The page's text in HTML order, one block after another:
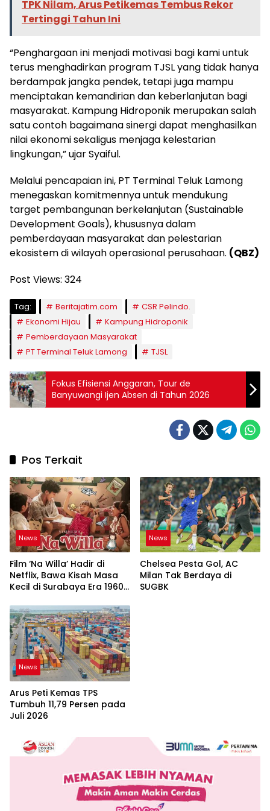
TPK Nilam, Arus Petikemas Tembus Rekor
Tertinggi Tahun Ini
“Penghargaan ini menjadi motivasi bagi kami untuk
terus menghadirkan program TJSL yang tidak hanya
berdampak jangka pendek, tetapi juga mampu
menciptakan kemandirian dan keberlanjutan bagi
masyarakat. Kampung Hidroponik merupakan salah
satu contoh bagaimana sinergi dapat menghasilkan
nilai ekonomi sekaligus menjaga kelestarian
lingkungan,” ujar Syaiful.
Melalui pencapaian ini, PT Terminal Teluk Lamong
menegaskan komitmennya untuk mendukung
target pembangunan berkelanjutan (Sustainable
Development Goals), khususnya dalam
pemberdayaan masyarakat dan pelestarian
ekosistem di wilayah operasional perusahaan. (QBZ)
Post Views: 324
Tag: Beritajatim.com
CSR Pelindo.
Ekonomi Hijau
Kampung Hidroponik
Pemberdayaan Masyarakat
PT Terminal Teluk Lamong
TJSL
Fokus Efisiensi Anggaran, Tour de
Banyuwangi Ijen Absen di Tahun 2026
Pos Terkait
News
Film ‘Na Willa’ Hadir di
Netflix, Bawa Kisah Masa
Kecil di Surabaya Era 1960-
News
Chelsea Pesta Gol, AC
Milan Tak Berdaya di
SUGBK
News
Arus Peti Kemas TPS
Tumbuh 11,79 Persen pada
Juli 2026